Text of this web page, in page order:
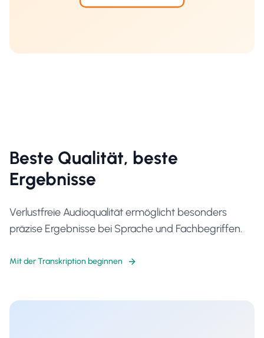
Beste Qualität, beste
Ergebnisse
Verlustfreie Audioqualität ermöglicht besonders
präzise Ergebnisse bei Sprache und Fachbegriffen.
Mit der Transkription beginnen